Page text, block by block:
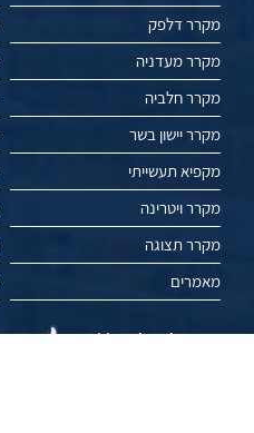
מקרר דלפק
מקרר מעדניה
מקרר חלביה
מקרר יישון בשר
מקפיא תעשייתי
מקרר ויטרינה
מקרר תצוגה
מאמרים
עשו לנו לייק //